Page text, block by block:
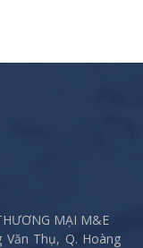
MẠI M&E
Thụ, Q. Hoàng